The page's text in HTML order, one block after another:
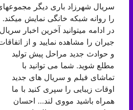
سریال شهرزاد باری دیگر مجموعهای
را روانه شبکه خانگی نمایش میکند.
در ادامه میتوانید آخرین اخبار سریال
جیران را مشاهده نمایید و از اتفاقات
و حوادث جدید مراحل پیش تولید
مطلع شوید. شما می توانید با
تماشای فیلم و سریال های جدید
اوقات زیبایی را سپری کنید با ما
همراه باشید مووی لند… احسان